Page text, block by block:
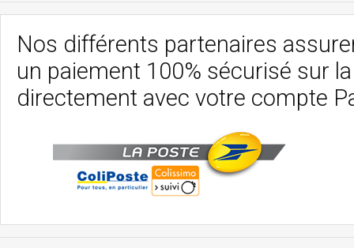
Nos différents partenaires
un paiement 100% sécurisé sur
directement avec votre compte